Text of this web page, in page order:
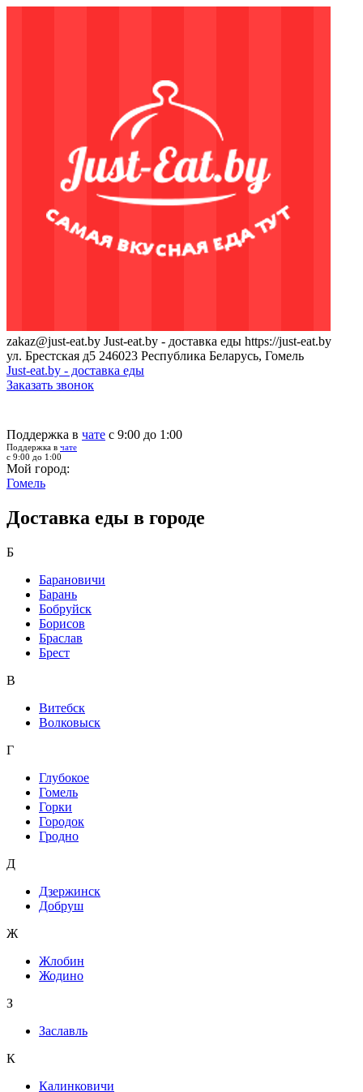
zakaz@just-eat.by Just-eat.by - доставка еды https://just-eat.by
ул. Брестская д5 246023 Республика Беларусь, Гомель
Just-eat.by - доставка еды
Заказать звонок
Поддержка в чате с 9:00 до 1:00
Поддержка в чате
с 9:00 до 1:00
Мой город:
Гомель
Доставка еды в городе
Б
Барановичи
Барань
Бобруйск
Борисов
Браслав
Брест
В
Витебск
Волковыск
Г
Глубокое
Гомель
Горки
Городок
Гродно
Д
Дзержинск
Добруш
Ж
Жлобин
Жодино
З
Заславль
К
Калинковичи